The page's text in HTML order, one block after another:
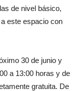
de nivel básico,
este espacio con
30 de junio y
a 13:00 horas y de
gratuita. De